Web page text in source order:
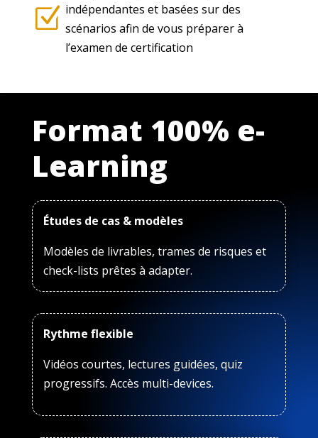
Z indépendantes et basées sur des
scénarios afin de vous préparer à
l’examen de certification
Format 100% e-
Learning
Études de cas & modèles
Modèles de livrables, trames de risques et
check-lists prêtes à adapter.
Rythme flexible
Vidéos courtes, lectures guidées, quiz
progressifs. Accès multi-devices.